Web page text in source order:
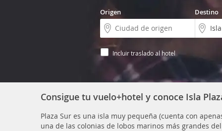
Origen Destino
Incluir traslado al hotel
Consigue tu vuelo+hotel y conoce Isla
Plaza Sur es una isla muy pequeña (cuenta con
una de las colonias de lobos marinos más grandes